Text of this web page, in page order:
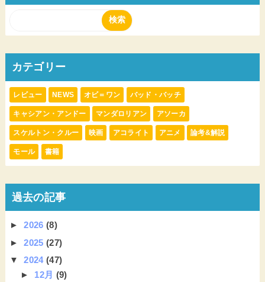
カテゴリー
レビュー NEWS オビ＝ワン バッド・バッチ
キャシアン・アンドー マンダロリアン アソーカ
スケルトン・クルー 映画 アコライト アニメ 論考&解説
モール 書籍
過去の記事
►2026(8)
►2025(27)
▼2024(47)
► 12月 (9)